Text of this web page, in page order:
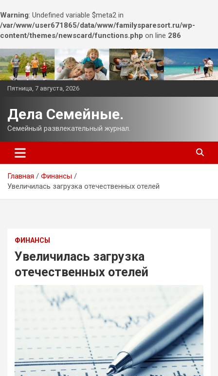
Warning: Undefined variable $meta2 in
/var/www/user671865/data/www/familysparesort.ru/wp-
content/themes/newscard/functions.php on line 286
Перейти
к
содержимому
Пятница, 7 августа, 2026
Дела Семейные.
Семейный развлекательный журнал.
Главная
Финансы
Увеличилась загрузка отечественных отелей
ФИНАНСЫ
Увеличилась загрузка
отечественных отелей